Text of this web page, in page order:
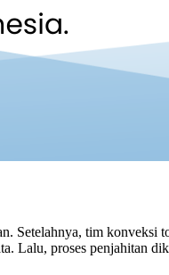
Setelahnya, tim konveksi
Lalu, proses penjahitan